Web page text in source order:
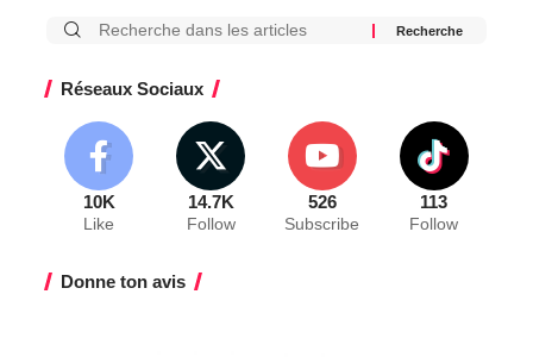
Réseaux Sociaux
10K
Like
14.7K
Follow
526
Subscribe
113
Follow
Donne ton avis